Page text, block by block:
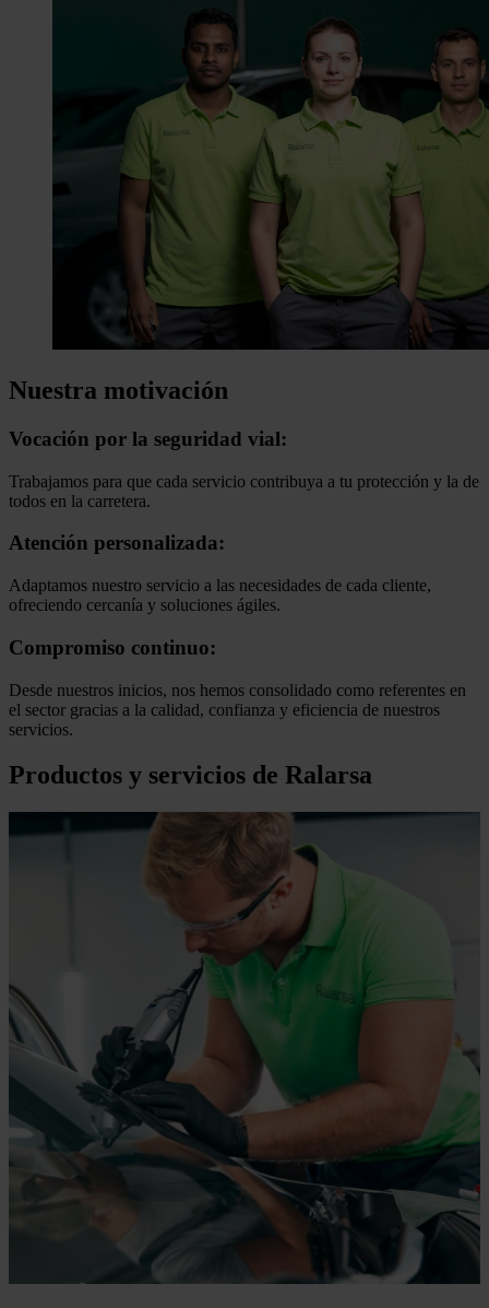
Nuestra motivación
Vocación por la seguridad vial:
Trabajamos para que cada servicio contribuya a tu protección y la de
todos en la carretera.
Atención personalizada:
Adaptamos nuestro servicio a las necesidades de cada cliente,
ofreciendo cercanía y soluciones ágiles.
Compromiso continuo:
Desde nuestros inicios, nos hemos consolidado como referentes en
el sector gracias a la calidad, confianza y eficiencia de nuestros
servicios.
Productos y servicios de Ralarsa